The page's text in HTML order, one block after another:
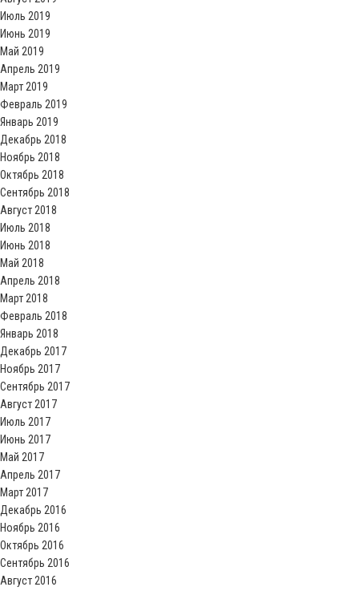
Июль 2019
Июнь 2019
Май 2019
Апрель 2019
Март 2019
Февраль 2019
Январь 2019
Декабрь 2018
Ноябрь 2018
Октябрь 2018
Сентябрь 2018
Август 2018
Июль 2018
Июнь 2018
Май 2018
Апрель 2018
Март 2018
Февраль 2018
Январь 2018
Декабрь 2017
Ноябрь 2017
Сентябрь 2017
Август 2017
Июль 2017
Июнь 2017
Май 2017
Апрель 2017
Март 2017
Декабрь 2016
Ноябрь 2016
Октябрь 2016
Сентябрь 2016
Август 2016